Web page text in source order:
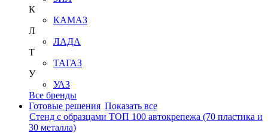
К
КАМАЗ
Л
ЛАДА
Т
ТАГАЗ
У
УАЗ
Все бренды
Готовые решения Показать все
Стенд с образцами ТОП 100 автокрепежа (70 пластика и
30 металла)